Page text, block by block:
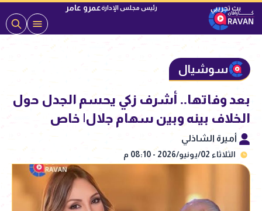
رئيس مجلس الإدارةعمرو عامر
سوشيال
بعد وفاتها.. أشرف زكي يحسم الجدل حول
الخلاف بينه وبين سهام جلال| خاص
أميرة الشاذلي
الثلاثاء 02/يونيو/2026 - 08:10 م